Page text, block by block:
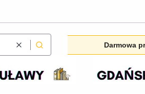
WyczyśćSzukaj Darmowa